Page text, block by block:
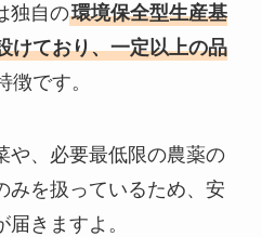
独自の環境保全型生産基
けており、一定以上の品
徴です。
や、必要最低限の農薬の
みを扱っているため、安
きますよ。